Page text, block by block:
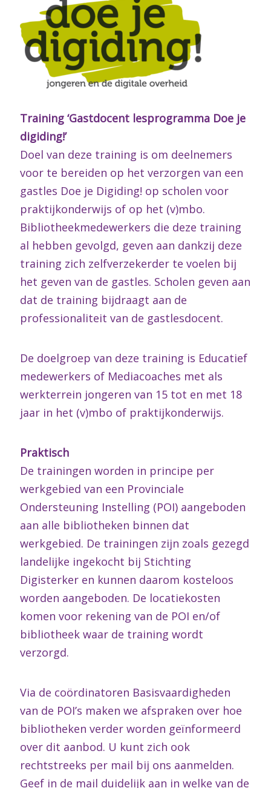
Training ‘Gastdocent lesprogramma Doe je
digiding!’
Doel van deze training is om deelnemers
voor te bereiden op het verzorgen van een
gastles Doe je Digiding! op scholen voor
praktijkonderwijs of op het (v)mbo.
Bibliotheekmedewerkers die deze training
al hebben gevolgd, geven aan dankzij deze
training zich zelfverzekerder te voelen bij
het geven van de gastles. Scholen geven aan
dat de training bijdraagt aan de
professionaliteit van de gastlesdocent.
De doelgroep van deze training is Educatief
medewerkers of Mediacoaches met als
werkterrein jongeren van 15 tot en met 18
jaar in het (v)mbo of praktijkonderwijs.
Praktisch
De trainingen worden in principe per
werkgebied van een Provinciale
Ondersteuning Instelling (POI) aangeboden
aan alle bibliotheken binnen dat
werkgebied. De trainingen zijn zoals gezegd
landelijke ingekocht bij Stichting
Digisterker en kunnen daarom kosteloos
worden aangeboden. De locatiekosten
komen voor rekening van de POI en/of
bibliotheek waar de training wordt
verzorgd.
Via de coördinatoren Basisvaardigheden
van de POI’s maken we afspraken over hoe
bibliotheken verder worden geïnformeerd
over dit aanbod. U kunt zich ook
rechtstreeks per mail bij ons aanmelden.
Geef in de mail duidelijk aan in welke van de